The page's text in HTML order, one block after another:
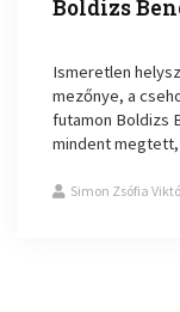
Boldizs
Ismeretlen
mezőnye, a
futamon Boldizs
mindent megtett,
Simon Zsófia